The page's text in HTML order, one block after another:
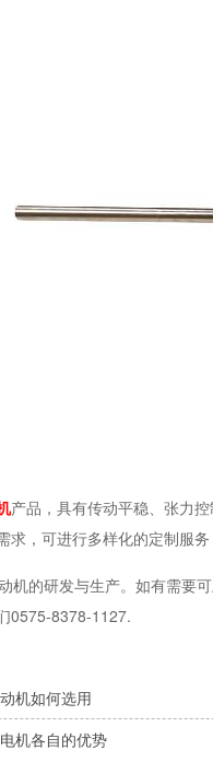
产品，具有传动平稳、张力
求，可进行多样化的定制服
机的研发与生产。如有需要
0575-8378-1127.
机如何选用
机各自的优势